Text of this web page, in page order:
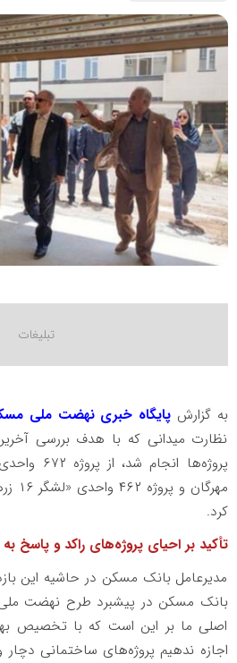
به گزارش پایگاه خبری نهضت ملی
نظارت میدانی که با هدف بررسی
پروژه‌ها
کرد.
تأکید بر احیای پروژه‌های راکد و پاسخ
مدیرعامل بانک مسکن در حاشیه این
بانک مسکن در پیشبرد طرح نهضت
اصلی ما بر این است که با تخصیص
اجازه ندهیم پروژه‌های ساختمانی دچار